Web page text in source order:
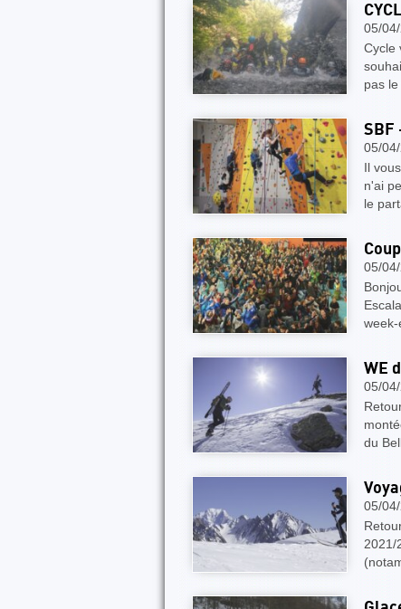
05/
Cycle
pas
SBF
05/
Il
n'ai
le
05/
week-
WE
05/
du
05/
2021/